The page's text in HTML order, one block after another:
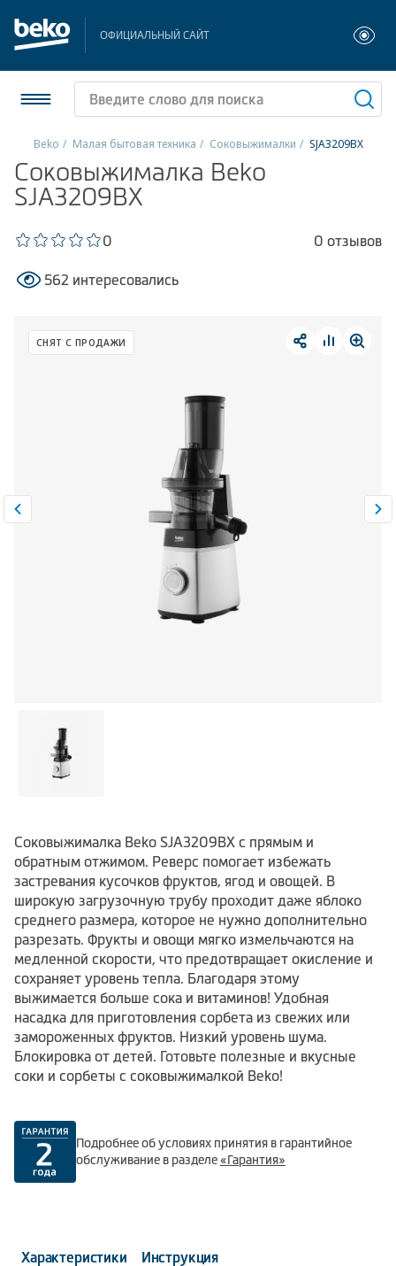
ОФИЦИАЛЬНЫЙ САЙТ
Холодильники и морозильники
Встраиваемая техника
Климатическая техника
Сравнить 0
Beko Малая бытовая техника Соковыжималки SJA3209BX
Соковыжималка Beko
SJA3209BX
0 0 отзывов
562 интересовались
СНЯТ С ПРОДАЖИ
Соковыжималка Beko SJA3209BX с прямым и
обратным отжимом. Реверс помогает избежать
застревания кусочков фруктов, ягод и овощей. В
широкую загрузочную трубу проходит даже яблоко
среднего размера, которое не нужно дополнительно
разрезать. Фрукты и овощи мягко измельчаются на
медленной скорости, что предотвращает окисление и
сохраняет уровень тепла. Благодаря этому
выжимается больше сока и витаминов! Удобная
насадка для приготовления сорбета из свежих или
замороженных фруктов. Низкий уровень шума.
Блокировка от детей. Готовьте полезные и вкусные
соки и сорбеты с соковыжималкой Beko!
Подробнее об условиях принятия в гарантийное
обслуживание в разделе«Гарантия»
Характеристики Инструкция